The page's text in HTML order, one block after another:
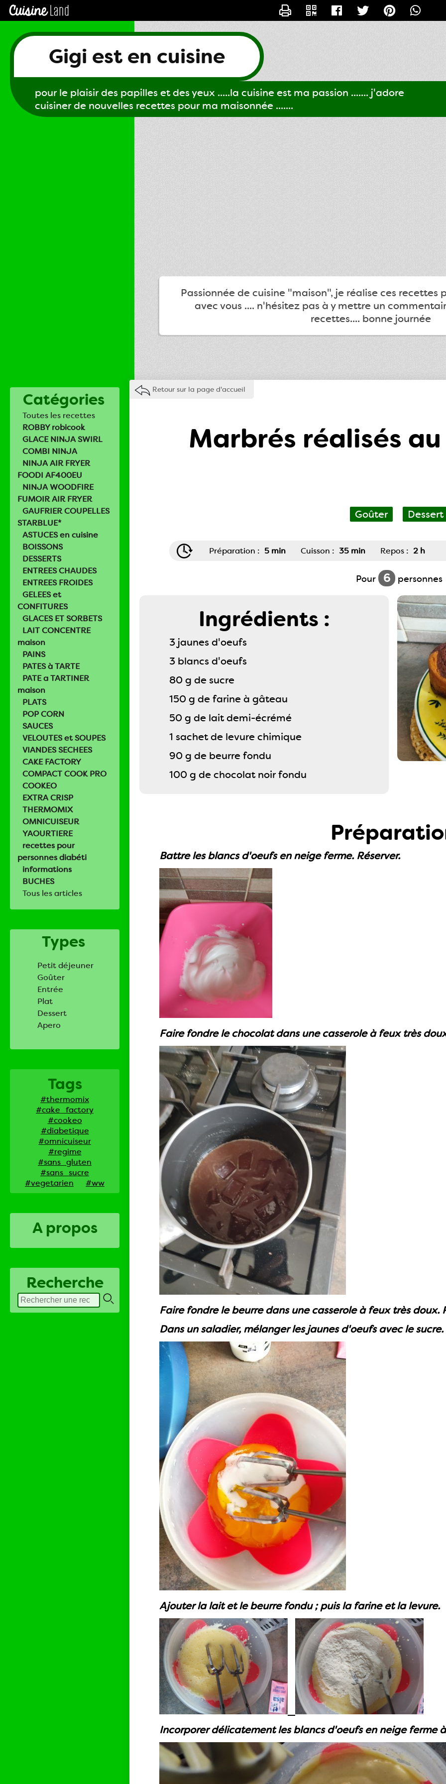
Gigi est en cuisine
pour le plaisir des papilles et des yeux .....la cuisine est ma passion ....... j'adore
cuisiner de nouvelles recettes pour ma maisonnée .......
Passionnée de cuisine "maison", je réalise ces recettes
avec vous .... n'hésitez pas à y mettre un
recettes.... bonne journée
Catégories
Toutes les recettes
ROBBY robicook
GLACE NINJA SWIRL
COMBI NINJA
NINJA AIR FRYER
FOODI AF400EU
NINJA WOODFIRE
FUMOIR AIR FRYER
GAUFRIER COUPELLES
STARBLUE*
ASTUCES en cuisine
BOISSONS
DESSERTS
ENTREES CHAUDES
ENTREES FROIDES
GELEES et
CONFITURES
GLACES ET SORBETS
LAIT CONCENTRE
maison
PAINS
PATES à TARTE
PATE a TARTINER
maison
PLATS
POP CORN
SAUCES
VELOUTES et SOUPES
VIANDES SECHEES
CAKE FACTORY
COMPACT COOK PRO
COOKEO
EXTRA CRISP
THERMOMIX
OMNICUISEUR
YAOURTIERE
recettes pour
personnes diabéti
informations
BUCHES
Tous les articles
Types
Petit déjeuner
Goûter
Entrée
Plat
Dessert
Apero
Tags
#thermomix
#cake_factory
#cookeo
#diabetique
#omnicuiseur
#regime
#sans_gluten
#sans_sucre
#vegetarien
#ww
A propos
Recherche
Retour sur la page d'accueil
Marbrés réalisés
Goûter Dessert
Préparation : 5 min Cuisson : 35 min Repos : 2 h
Pour 6 personnes
Ingrédients :
3 jaunes d'oeufs
3 blancs d'oeufs
80 g de sucre
150 g de farine à gâteau
50 g de lait demi-écrémé
1 sachet de levure chimique
90 g de beurre fondu
100 g de chocolat noir fondu
Battre les blancs d'oeufs en neige ferme. Réserver.
Faire fondre le chocolat dans une casserole à feux très
Faire fondre le beurre dans une casserole à feux très doux.
Dans un saladier, mélanger les jaunes d'oeufs avec le sucre.
Ajouter la lait et le beurre fondu ; puis la farine et la levure.
Incorporer délicatement les blancs d'oeufs en neige ferme
CONTACTER GIGI61